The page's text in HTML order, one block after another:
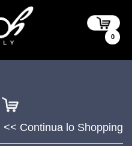
0
<< Continua lo Shopping